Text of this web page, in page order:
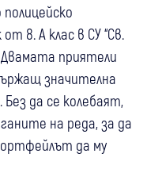
8. А клас в СУ “Св.
приятели
значителна
Без да се колебаят,
на реда, за да
да му